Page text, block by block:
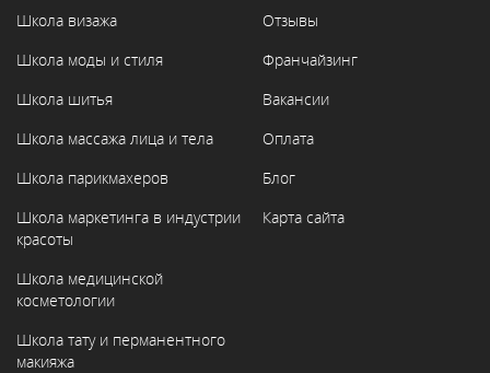
Школа визажа
Школа моды и стиля
Школа шитья
Школа массажа лица и тела
Школа парикмахеров
Школа маркетинга в индустрии
красоты
Школа медицинской
косметологии
Школа тату и перманентного
макияжа
Отзывы
Франчайзинг
Вакансии
Оплата
Блог
Карта сайта